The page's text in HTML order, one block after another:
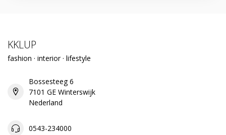
KKLUP
fashion · interior · lifestyle
Bossesteeg 6
7101 GE Winterswijk
Nederland
0543-234000